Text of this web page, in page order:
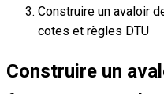
Construire un avaloir
cotes et règles DTU
Construire un